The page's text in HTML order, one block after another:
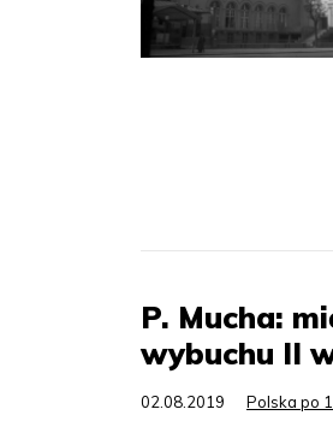
P. Mucha:
wybuchu II
02.08.2019 Polska po